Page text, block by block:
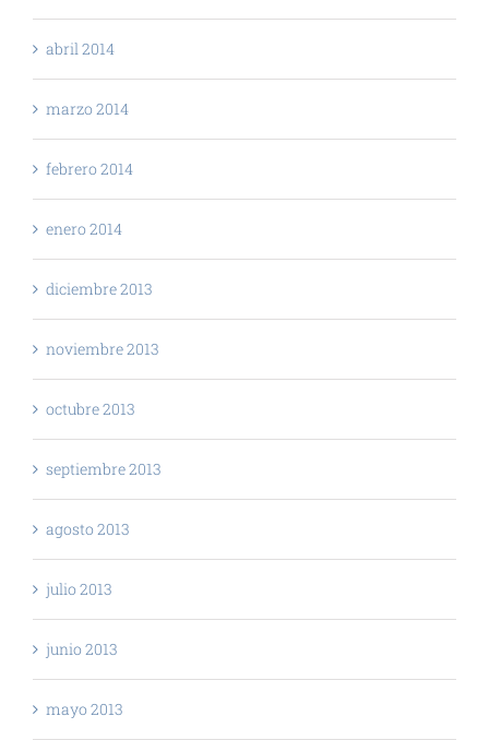
abril 2014
marzo 2014
febrero 2014
enero 2014
diciembre 2013
noviembre 2013
octubre 2013
septiembre 2013
agosto 2013
julio 2013
junio 2013
mayo 2013